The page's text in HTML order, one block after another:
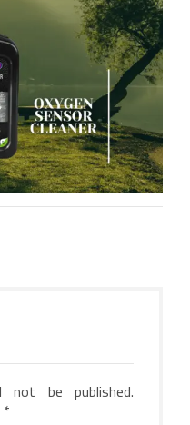
not be published.